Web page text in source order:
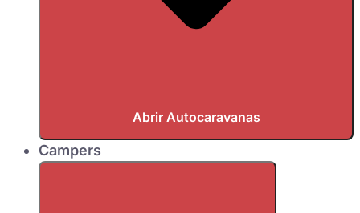
Abrir Autocaravanas
Campers